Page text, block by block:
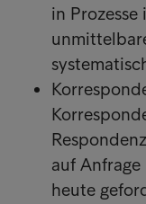
in
auf
heute